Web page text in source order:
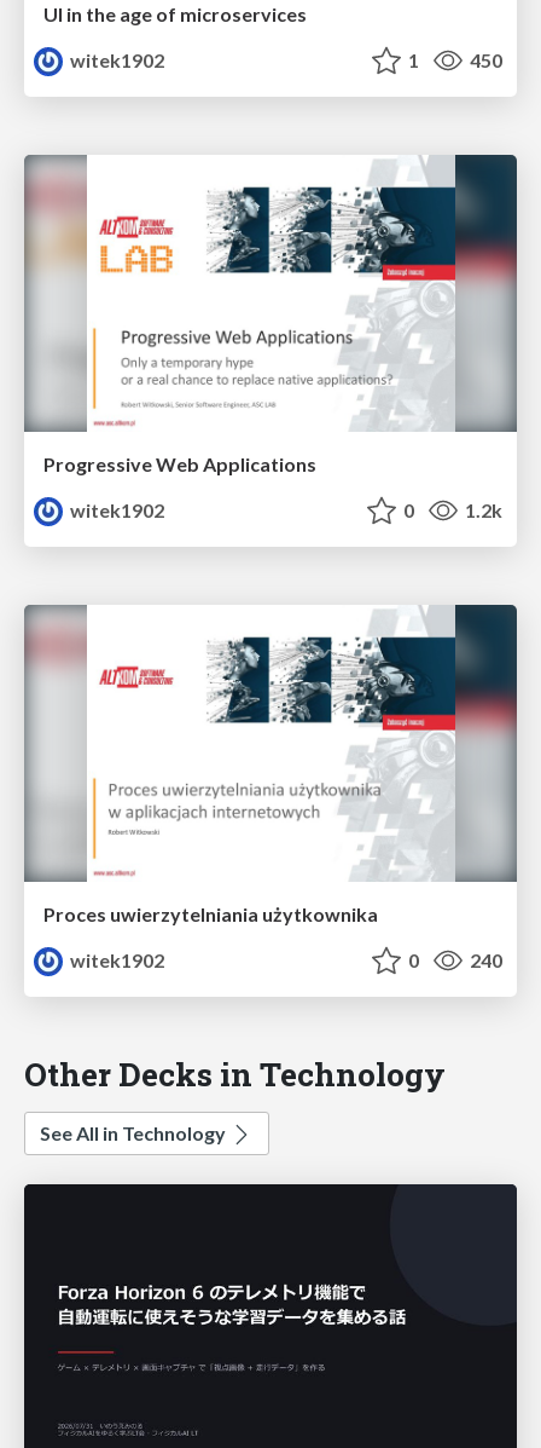
UI in the age of microservices
witek1902
1 450
Progressive Web Applications
witek1902
0 1.2k
Proces uwierzytelniania użytkownika
witek1902
0 240
Other Decks in Technology
See All in Technology